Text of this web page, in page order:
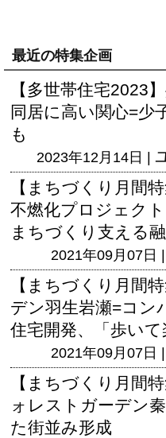
最近の特集企画
【多世帯住宅2023
同居に高い関心=少
も
2023年12月14日 |
【まちづくり月間
不燃化プロジェクト
まちづくり支える
2021年09月07日 |
【まちづくり月間
デン羽生岩瀬=コン
住宅開発、「歩い
2021年09月07日 |
【まちづくり月間
ォレストガーデン
た街並み形成